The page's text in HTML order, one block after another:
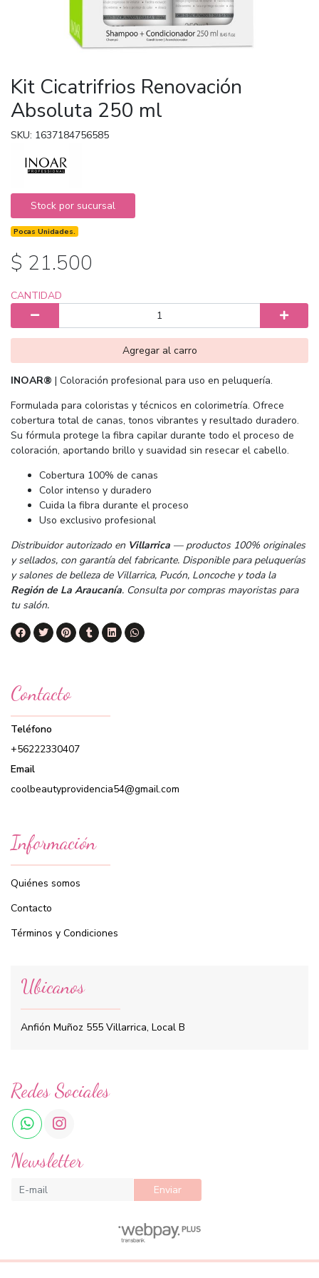
Kit Cicatrifrios Renovación
Absoluta 250 ml
SKU: 1637184756585
Stock por sucursal
Pocas Unidades.
$ 21.500
CANTIDAD
Agregar al carro
INOAR® | Coloración profesional para uso en peluquería.
Formulada para coloristas y técnicos en colorimetría. Ofrece
cobertura total de canas, tonos vibrantes y resultado duradero.
Su fórmula protege la fibra capilar durante todo el proceso de
coloración, aportando brillo y suavidad sin resecar el cabello.
Cobertura 100% de canas
Color intenso y duradero
Cuida la fibra durante el proceso
Uso exclusivo profesional
Distribuidor autorizado en Villarrica — productos 100% originales
y sellados, con garantía del fabricante. Disponible para peluquerías
y salones de belleza de Villarrica, Pucón, Loncoche y toda la
Región de La Araucanía. Consulta por compras mayoristas para
tu salón.
Contacto
Teléfono
+56222330407
Email
coolbeautyprovidencia54@gmail.com
Información
Quiénes somos
Contacto
Términos y Condiciones
Ubicanos
Anfión Muñoz 555 Villarrica, Local B
Redes Sociales
Newsletter
Enviar